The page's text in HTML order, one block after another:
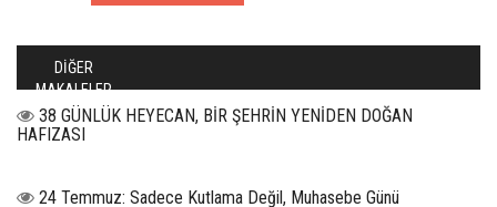
DİĞER
MAKALELER
38 GÜNLÜK HEYECAN, BİR ŞEHRİN YENİDEN DOĞAN
HAFIZASI
24 Temmuz: Sadece Kutlama Değil, Muhasebe Günü